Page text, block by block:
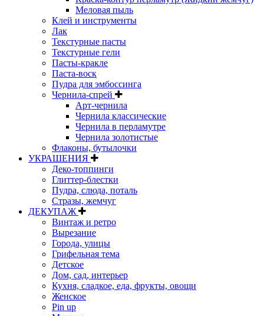
Меловая пыль
Клей и инструменты
Лак
Текстурные пасты
Текстурные гели
Пасты-кракле
Паста-воск
Пудра для эмбоссинга
Чернила-спрей
Арт-чернила
Чернила классические
Чернила в перламутре
Чернила золотистые
Флаконы, бутылочки
УКРАШЕНИЯ
Деко-топпинги
Глиттер-блестки
Пудра, слюда, поталь
Стразы, жемчуг
ДЕКУПАЖ
Винтаж и ретро
Вырезание
Города, улицы
Грифельная тема
Детское
Дом, сад, интерьер
Кухня, сладкое, еда, фрукты, овощи
Женское
Pin up